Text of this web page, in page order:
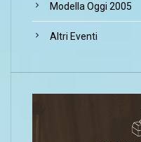
Modella Oggi 2005
Altri Eventi